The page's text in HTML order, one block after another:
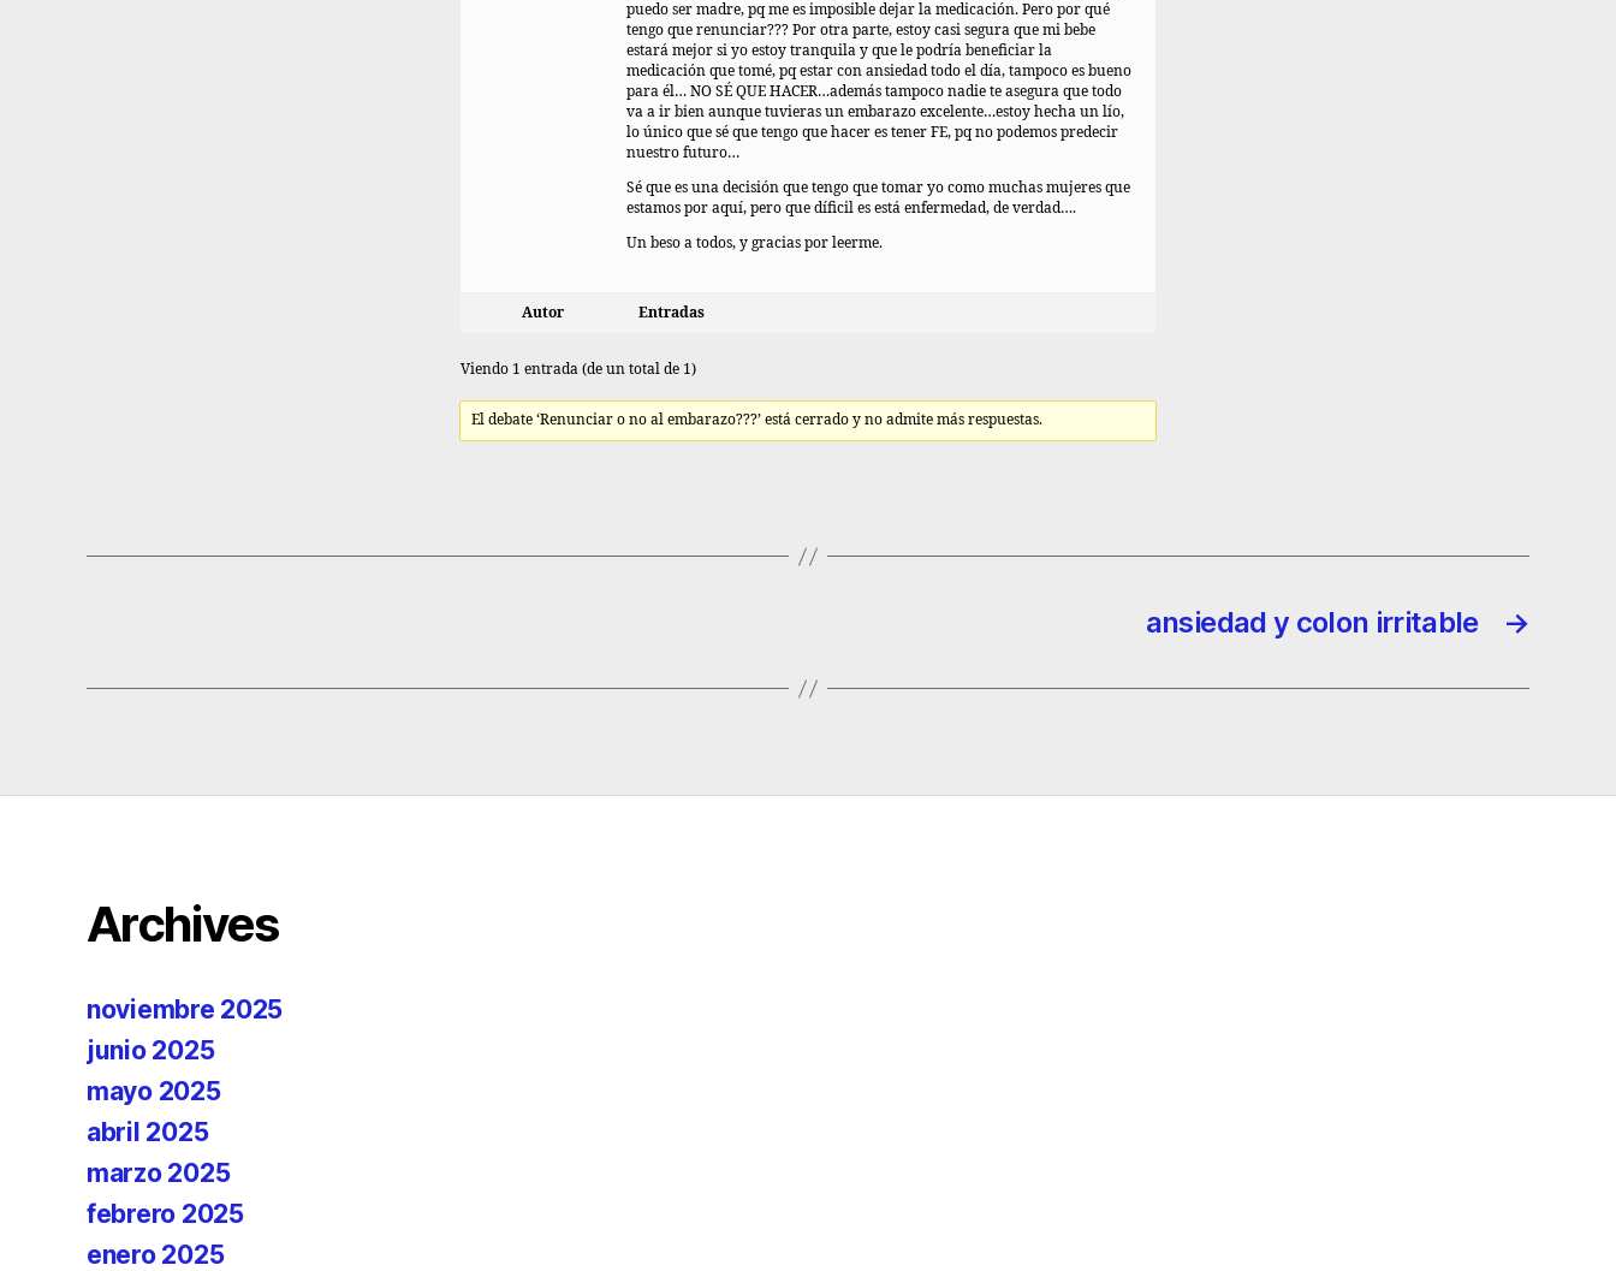
puedo ser madre, pq me es imposible dejar la medicación. Pero por qué
tengo que renunciar??? Por otra parte, estoy casi segura que mi bebe
estará mejor si yo estoy tranquila y que le podría beneficiar la
medicación que tomé, pq estar con ansiedad todo el día, tampoco es bueno
para él… NO SÉ QUE HACER…además tampoco nadie te asegura que todo
va a ir bien aunque tuvieras un embarazo excelente…estoy hecha un lío,
lo único que sé que tengo que hacer es tener FE, pq no podemos predecir
nuestro futuro…
Sé que es una decisión que tengo que tomar yo como muchas mujeres que
estamos por aquí, pero que díficil es está enfermedad, de verdad….
Un beso a todos, y gracias por leerme.
Autor Entradas
Viendo 1 entrada (de un total de 1)
El debate ‘Renunciar o no al embarazo???’ está cerrado y no admite más respuestas.
→
ansiedad y colon irritable
Archives
noviembre 2025
junio 2025
mayo 2025
abril 2025
marzo 2025
febrero 2025
enero 2025